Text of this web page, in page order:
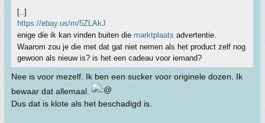
[..]
https://ebay.us/m/5ZLAkJ
enige die ik kan vinden buiten die marktplaats advertentie.
Waarom zou je die met dat gat niet nemen als het product zelf nog
gewoon als nieuw is? is het een cadeau voor iemand?
Nee is voor mezelf. Ik ben een sucker voor originele dozen. Ik
bewaar dat allemaal.
Dus dat is klote als het beschadigd is.